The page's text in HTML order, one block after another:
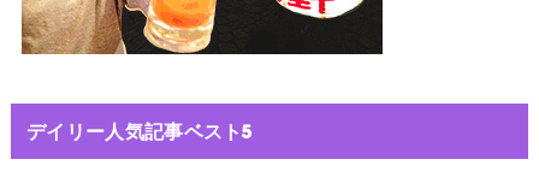
デイリー人気記事ベスト5